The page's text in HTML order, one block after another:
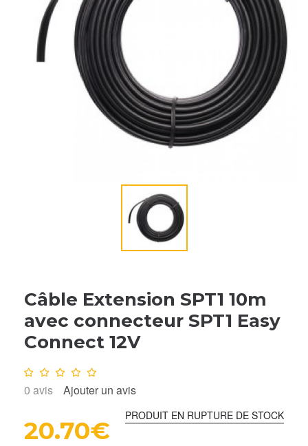
Câble Extension SPT1 10m
avec connecteur SPT1 Easy
Connect 12V
Note : 0/10
0 avis Ajouter un avis
PRODUIT EN RUPTURE DE STOCK
20.70€